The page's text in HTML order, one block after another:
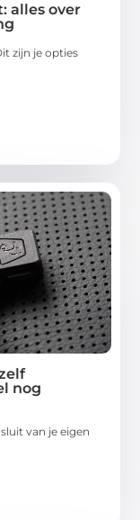
alles over
zijn je opties
nog
van je eigen